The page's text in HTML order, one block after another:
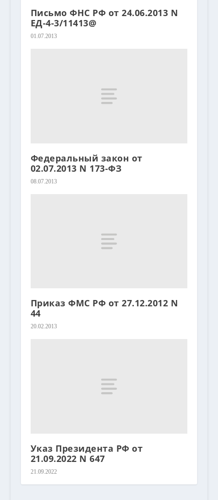
Письмо ФНС РФ от 24.06.2013 N
ЕД-4-3/11413@
01.07.2013
Федеральный закон от
02.07.2013 N 173-ФЗ
08.07.2013
Приказ ФМС РФ от 27.12.2012 N
44
20.02.2013
Указ Президента РФ от
21.09.2022 N 647
21.09.2022